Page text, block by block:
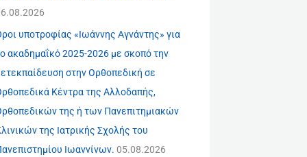
υποτροφίας «Ιωάννης Αγνάντης» για
ακαδημαΐκό 2025-2026 με σκοπό την
στην Ορθοπεδική σε
Κέντρα της Αλλοδαπής,
της ή των Πανεπιτημιακών
της Ιατρικής Σχολής του
Ιωαννίνων. 05.08.2026